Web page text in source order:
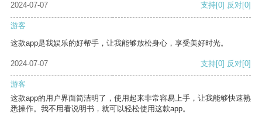
2024-07-07
支持[0] 反对[0]
游客
这款app是我娱乐的好帮手，让我能够放松身心，享受美好时光。
2024-07-07 支持[0] 反对[0]
游客
这款app的用户界面简洁明了，使用起来非常容易上手，让我能够快速熟
悉操作。我不用看说明书，就可以轻松使用这款app。